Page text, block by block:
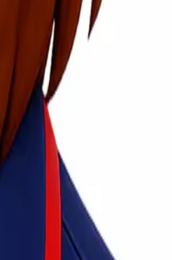
to-port, maupun layanan khusus
pelanggan dapat mengirimkan
yang biasanya dipenuhi lonjakan
barang akan ditangani
dengan kebutuhan dan